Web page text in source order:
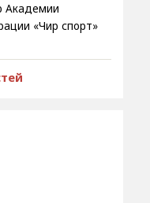
Академии
«Чир спорт»